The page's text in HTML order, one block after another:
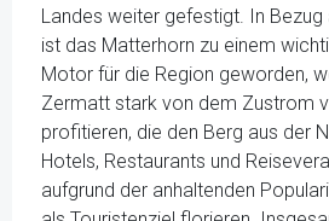
Landes weiter gefestigt. In Bezug
ist das Matterhorn zu einem
Motor für die Region geworden,
Zermatt stark von dem Zustrom
profitieren, die den Berg aus der
Hotels, Restaurants und
aufgrund der anhaltenden